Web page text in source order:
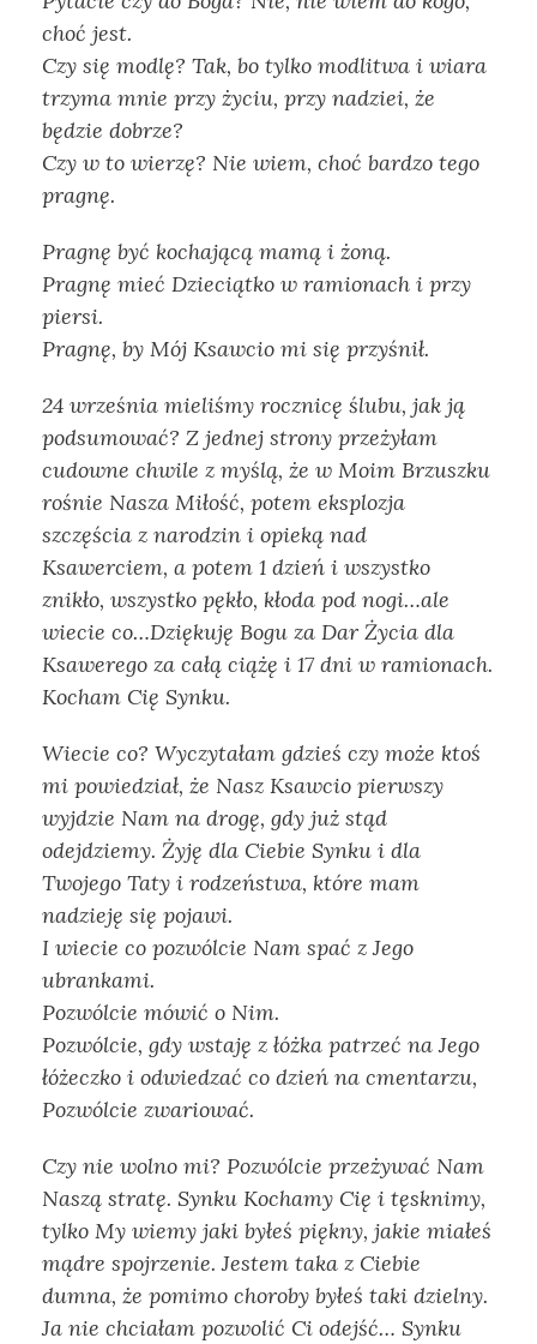
choć jest.
Czy się modlę? Tak, bo tylko modlitwa i wiara
trzyma mnie przy życiu, przy nadziei, że
będzie dobrze?
Czy w to wierzę? Nie wiem, choć bardzo tego
pragnę.
Pragnę być kochającą mamą i żoną.
Pragnę mieć Dzieciątko w ramionach i przy
piersi.
Pragnę, by Mój Ksawcio mi się przyśnił.
24 września mieliśmy rocznicę ślubu, jak ją
podsumować? Z jednej strony przeżyłam
cudowne chwile z myślą, że w Moim Brzuszku
rośnie Nasza Miłość, potem eksplozja
szczęścia z narodzin i opieką nad
Ksawerciem, a potem 1 dzień i wszystko
znikło, wszystko pękło, kłoda pod nogi…ale
wiecie co…Dziękuję Bogu za Dar Życia dla
Ksawerego za całą ciążę i 17 dni w ramionach.
Kocham Cię Synku.
Wiecie co? Wyczytałam gdzieś czy może ktoś
mi powiedział, że Nasz Ksawcio pierwszy
wyjdzie Nam na drogę, gdy już stąd
odejdziemy. Żyję dla Ciebie Synku i dla
Twojego Taty i rodzeństwa, które mam
nadzieję się pojawi.
I wiecie co pozwólcie Nam spać z Jego
ubrankami.
Pozwólcie mówić o Nim.
Pozwólcie, gdy wstaję z łóżka patrzeć na Jego
łóżeczko i odwiedzać co dzień na cmentarzu,
Pozwólcie zwariować.
Czy nie wolno mi? Pozwólcie przeżywać Nam
Naszą stratę. Synku Kochamy Cię i tęsknimy,
tylko My wiemy jaki byłeś piękny, jakie miałeś
mądre spojrzenie. Jestem taka z Ciebie
dumna, że pomimo choroby byłeś taki dzielny.
Ja nie chciałam pozwolić Ci odejść… Synku